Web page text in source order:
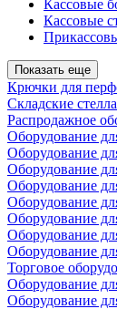
Кассовые
Кассовые
Показать еще
Крючки для
Складские
Распродажное
Оборудование
Оборудование
Оборудование
Оборудование
Оборудование
Оборудование
Оборудование
Оборудование
Торговое
Оборудование
Оборудование